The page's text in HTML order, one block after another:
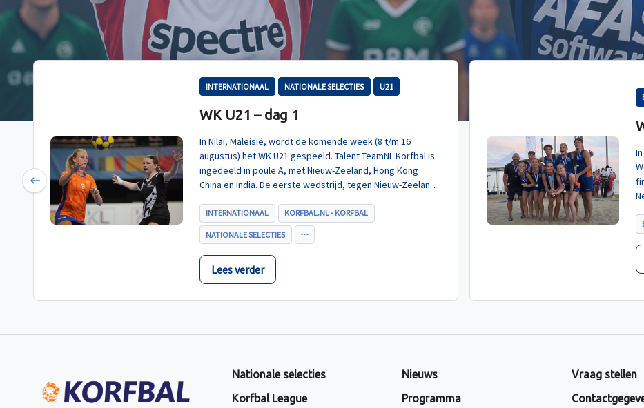
INTERNATIONAAL NATIONALE SELECTIES U21
WK U21 – dag 1
In Nilai, Maleisië, wordt de komende week (8 t/m 16
augustus) het WK U21 gespeeld. Talent TeamNL Korfbal is
ingedeeld in poule A, met Nieuw-Zeeland, Hong Kong
China en India. De eerste wedstrijd, tegen Nieuw-Zeeland
INTERNATIONAAL KORFBAL.NL - KORFBAL
NATIONALE SELECTIES
Lees verder
Previous
Nationale selecties
Korfbal League
Nieuws
Programma
Vraag stellen